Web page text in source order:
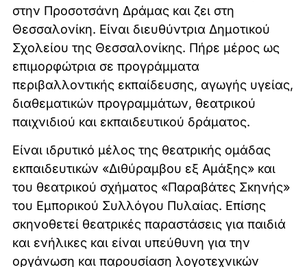
στην Προσοτσάνη Δράμας και ζει στη
Θεσσαλονίκη. Είναι διευθύντρια Δημοτικού
Σχολείου της Θεσσαλονίκης. Πήρε μέρος ως
επιμορφώτρια σε προγράμματα
περιβαλλοντικής εκπαίδευσης, αγωγής υγείας,
διαθεματικών προγραμμάτων, θεατρικού
παιχνιδιού και εκπαιδευτικού δράματος.
Είναι ιδρυτικό μέλος της θεατρικής ομάδας
εκπαιδευτικών «Διθύραμβου εξ Αμάξης» και
του θεατρικού σχήματος «Παραβάτες Σκηνής»
του Εμπορικού Συλλόγου Πυλαίας. Επίσης
σκηνοθετεί θεατρικές παραστάσεις για παιδιά
και ενήλικες και είναι υπεύθυνη για την
οργάνωση και παρουσίαση λογοτεχνικών